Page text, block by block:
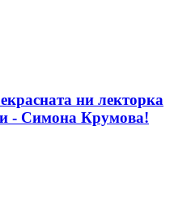
ни лекторка
- Симона Крумова!